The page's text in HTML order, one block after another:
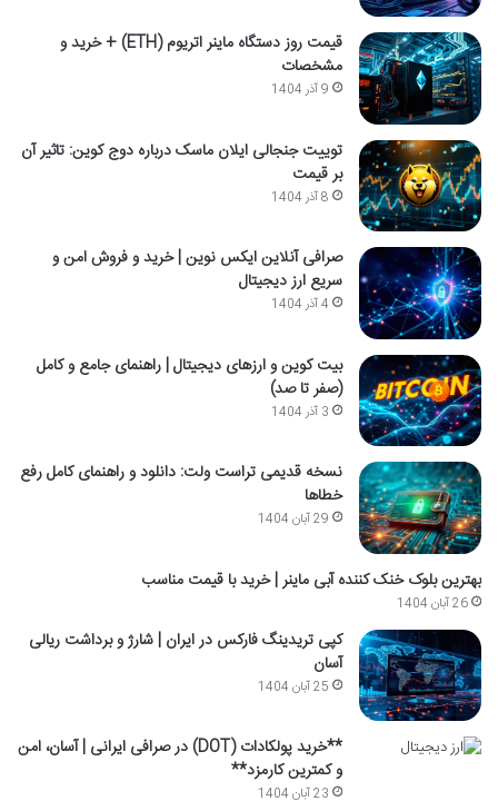
قیمت روز دستگاه ماینر اتریوم (ETH) + خرید و
مشخصات
9 آذر 1404
توییت جنجالی ایلان ماسک درباره دوج کوین: تاثیر آن
بر قیمت
8 آذر 1404
صرافی آنلاین ایکس نوین | خرید و فروش امن و
سریع ارز دیجیتال
4 آذر 1404
بیت کوین و ارزهای دیجیتال | راهنمای جامع و کامل
(صفر تا صد)
3 آذر 1404
نسخه قدیمی تراست ولت: دانلود و راهنمای کامل رفع
خطاها
29 آبان 1404
بهترین بلوک خنک کننده آبی ماینر | خرید با قیمت مناسب
26 آبان 1404
کپی تریدینگ فارکس در ایران | شارژ و برداشت ریالی
آسان
25 آبان 1404
**خرید پولکادات (DOT) در صرافی ایرانی | آسان، امن
و کمترین کارمزد**
23 آبان 1404